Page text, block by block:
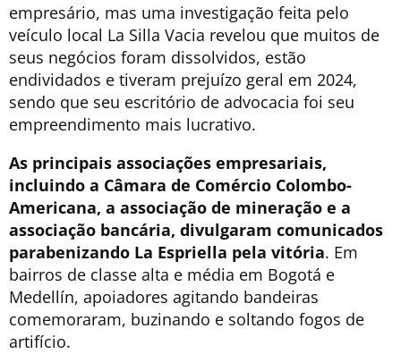
empresário, mas uma investigação feita pelo
veículo local La Silla Vacia revelou que muitos de
seus negócios foram dissolvidos, estão
endividados e tiveram prejuízo geral em 2024,
sendo que seu escritório de advocacia foi seu
empreendimento mais lucrativo.
As principais associações empresariais,
incluindo a Câmara de Comércio Colombo-
Americana, a associação de mineração e a
associação bancária, divulgaram comunicados
parabenizando La Espriella pela vitória. Em
bairros de classe alta e média em Bogotá e
Medellín, apoiadores agitando bandeiras
comemoraram, buzinando e soltando fogos de
artifício.